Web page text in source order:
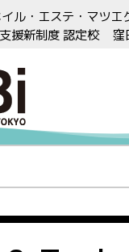
ル・エステ・マツエ
援新制度 認定校
窪